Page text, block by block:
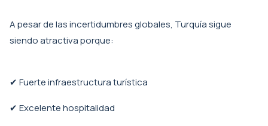
A pesar de las incertidumbres globales, Turquía sigue
siendo atractiva porque:
✔ Fuerte infraestructura turística
✔ Excelente hospitalidad